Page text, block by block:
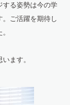
する姿勢は今の学
ご活躍を期待し
ます。